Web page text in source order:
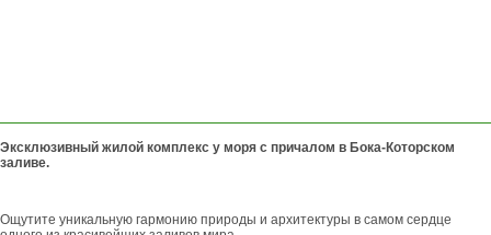
Эксклюзивный жилой комплекс у моря с причалом в Бокa-Которском
заливе.
Ощутите уникальную гармонию природы и архитектуры в самом сердце